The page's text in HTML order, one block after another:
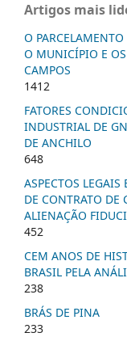
Artigos mais
O
O MUNICÍPIO E OS
CAMPOS
1412
FATORES
INDUSTRIAL DE
DE ANCHILO
648
ASPECTOS LEGAIS
DE CONTRATO DE
ALIENAÇÃO
452
CEM ANOS DE
BRASIL PELA
238
BRÁS DE PINA
233